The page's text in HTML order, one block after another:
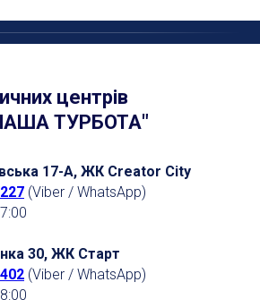
центрів
ТУРБОТА"
17-А, ЖК Creator City
(Viber / WhatsApp)
30, ЖК Старт
(Viber / WhatsApp)